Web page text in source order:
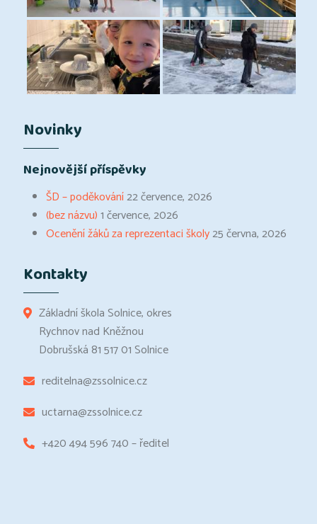
Novinky
Nejnovější příspěvky
ŠD – poděkování22 července, 2026
(bez názvu)1 července, 2026
Ocenění žáků za reprezentaci školy25 června, 2026
Kontakty
Základní škola Solnice, okres
Rychnov nad Kněžnou
Dobrušská 81 517 01 Solnice
reditelna@zssolnice.cz
uctarna@zssolnice.cz
+420 494 596 740 – ředitel